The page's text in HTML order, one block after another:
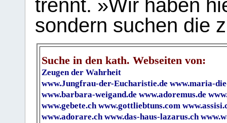
trennt. »Wir haben
sondern suchen die
Suche in den kath. Webseiten von:
Zeugen der Wahrheit
www.Jungfrau-der-Eucharistie.de www.maria-
www.barbara-weigand.de www.adoremus.de
www.gebete.ch www.gottliebtuns.com
www.adorare.ch www.das-haus-lazarus.ch